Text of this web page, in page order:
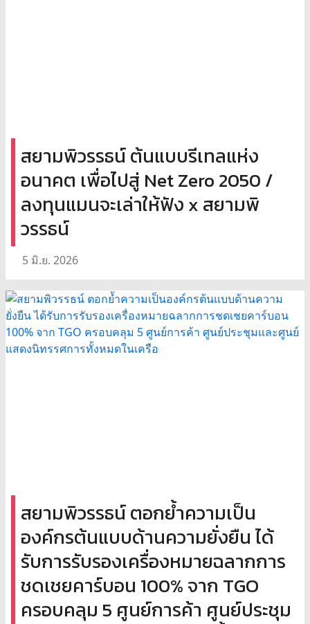
สยามพิวรรธน์ ต้นแบบรีเทลแห่ง
อนาคต เพื่อไปสู่ Net Zero 2050 /
ลงทุนแมนจะเล่าให้ฟัง x สยามพิ
วรรธน์
5 มิ.ย. 2026
สยามพิวรรธน์ ตอกย้ำความเป็น
องค์กรต้นแบบด้านความยั่งยืน ได้
รับการรับรองเครื่องหมายฉลากการ
ชดเชยคาร์บอน 100% จาก TGO
ครอบคลุม 5 ศูนย์การค้า ศูนย์ประชุม